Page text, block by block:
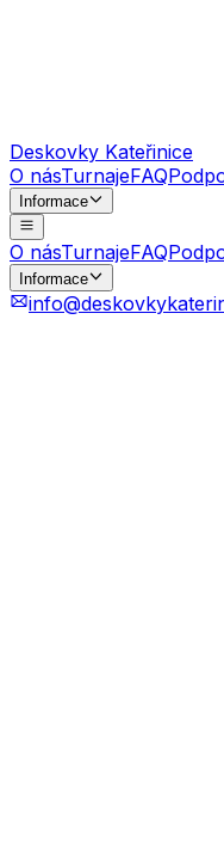
Deskovky Kateřinice
O násTurnajeFAQ
Informace
O násTurnajeFAQ
Informace